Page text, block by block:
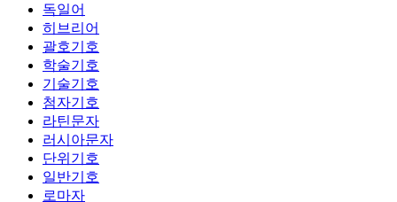
독일어
히브리어
괄호기호
학술기호
기술기호
첨자기호
라틴문자
러시아문자
단위기호
일반기호
로마자